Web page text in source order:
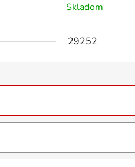
Skladom
29252